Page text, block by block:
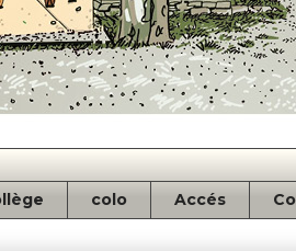
colo Accés